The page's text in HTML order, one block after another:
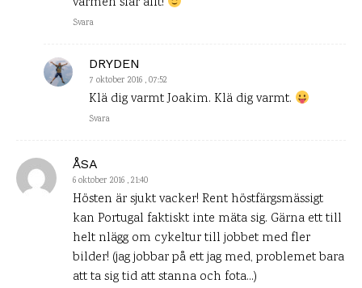
Svara
DRYDEN
7 oktober 2016 , 07:52
Klä dig varmt Joakim. Klä dig varmt.
Svara
ÅSA
6 oktober 2016 , 21:40
Hösten är sjukt vacker! Rent höstfärgsmässigt
kan Portugal faktiskt inte mäta sig. Gärna ett till
helt nlägg om cykeltur till jobbet med fler
bilder! (jag jobbar på ett jag med, problemet bara
att ta sig tid att stanna och fota…)